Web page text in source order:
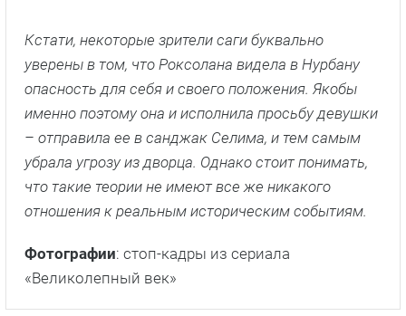
Кстати, некоторые зрители саги буквально
уверены в том, что Роксолана видела в Нурбану
опасность для себя и своего положения. Якобы
именно поэтому она и исполнила просьбу девушки
– отправила ее в санджак Селима, и тем самым
убрала угрозу из дворца. Однако стоит понимать,
что такие теории не имеют все же никакого
отношения к реальным историческим событиям.
Фотографии: стоп-кадры из сериала
«Великолепный век»